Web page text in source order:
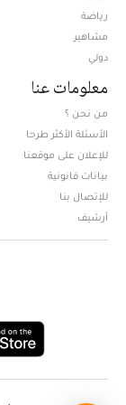
رياضة
مشاهير
دولي
معلومات عنا
من نحن ؟
الأسئلة الأكثر طرحا
للإعلان على موقعنا
بيانات قانونية
للإتصال بنا
أرشيف